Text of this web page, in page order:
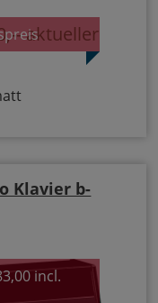
aktueller
Klavier b-
incl.